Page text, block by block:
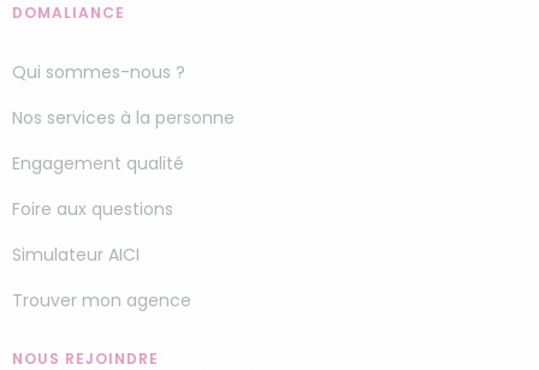
DOMALIANCE
Qui sommes-nous ?
Nos services à la personne
Engagement qualité
Foire aux questions
Simulateur AICI
Trouver mon agence
NOUS REJOINDRE